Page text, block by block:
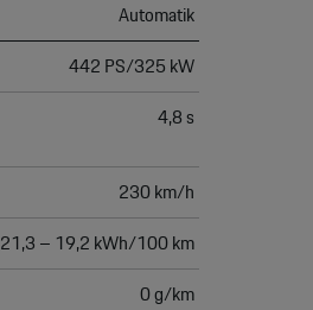
Automatik
442 PS/325 kW
4,8 s
230 km/h
21,3 – 19,2 kWh/100 km
0 g/km